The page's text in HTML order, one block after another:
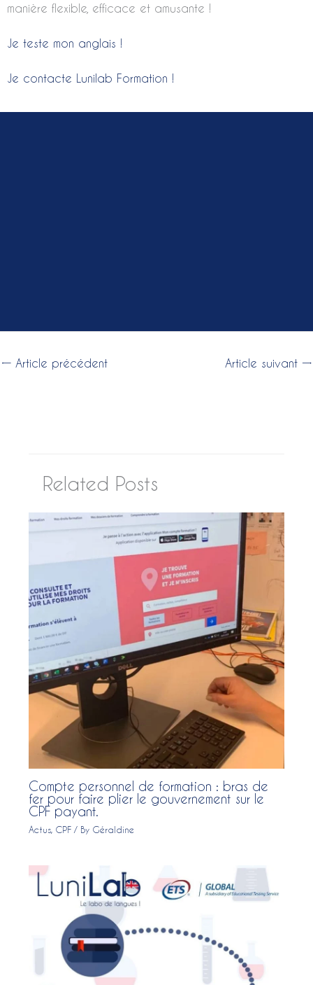
manière flexible, efficace et amusante !
Je teste mon anglais !
Je contacte Lunilab Formation !
← Article précédent Article suivant →
Related Posts
Compte personnel de formation : bras de
fer pour faire plier le gouvernement sur le
CPF payant.
Actus CPF / By Géraldine